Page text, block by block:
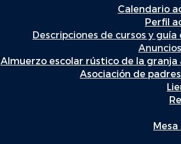
Calendario
Perfil
Descripciones de cursos y guía
Almuerzo escolar rústico de la granja
Asociación de